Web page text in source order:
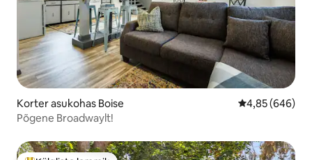
Korter asukohas Boise Keskmine
4,85 (646)
Põgene Broadwaylt!